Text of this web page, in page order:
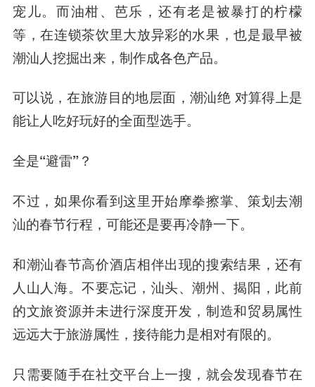
宠儿。而油柑、芭乐，还有老是被暴打的柠檬
等，在连锁茶饮里大放异彩的水果，也是最早被
潮汕人挖掘出来，制作成各色产品。
可以说，在旅游目的地层面，潮汕绝 对算得上是
能让人吃好玩好的全面型选手。
全是“避雷”？
不过，如果你看到这里开始摩拳擦掌、策划去潮
汕的春节行程，可能还是要再冷静一下。
和潮汕春节高价酒店相伴出现的搜索结果，还有
人山人海。不要忘记，汕头、潮州、揭阳，此前
的文旅资源并未进行深度开发，制造和贸易属性
远远大于旅游属性，接待能力是相对有限的。
只需要随手在社交平台上一搜，就会发现春节在